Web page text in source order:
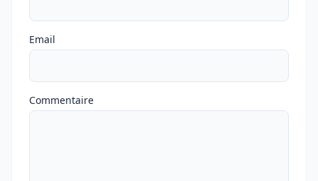
Email
Commentaire